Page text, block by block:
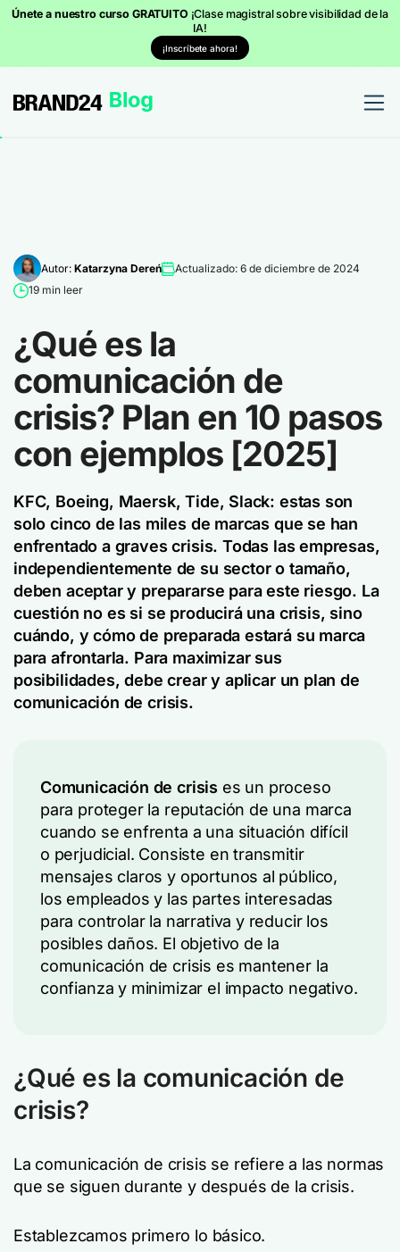
Únete a nuestro curso GRATUITO ¡Clase magistral sobre visibilidad de la
IA!
¡Inscríbete ahora!
Autor: Katarzyna Dereń
Actualizado: 6 de diciembre de 2024
19 min leer
¿Qué es la
comunicación de
crisis? Plan en 10 pasos
con ejemplos [2025]
KFC, Boeing, Maersk, Tide, Slack: estas son
solo cinco de las miles de marcas que se han
enfrentado a graves crisis. Todas las empresas,
independientemente de su sector o tamaño,
deben aceptar y prepararse para este riesgo. La
cuestión no es si se producirá una crisis, sino
cuándo, y cómo de preparada estará su marca
para afrontarla. Para maximizar sus
posibilidades, debe crear y aplicar un plan de
comunicación de crisis.
Comunicación de crisis es un proceso
para proteger la reputación de una marca
cuando se enfrenta a una situación difícil
o perjudicial. Consiste en transmitir
mensajes claros y oportunos al público,
los empleados y las partes interesadas
para controlar la narrativa y reducir los
posibles daños. El objetivo de la
comunicación de crisis es mantener la
confianza y minimizar el impacto negativo.
¿Qué es la comunicación de
crisis?
La comunicación de crisis se refiere a las normas
que se siguen durante y después de la crisis.
Establezcamos primero lo básico.